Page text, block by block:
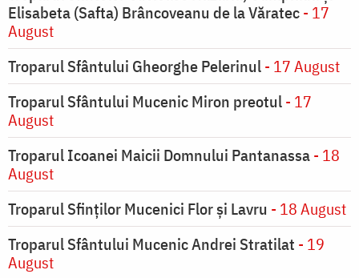
Elisabeta (Safta) Brâncoveanu de la Văratec- 17
August
Troparul Sfântului Gheorghe Pelerinul- 17 August
Troparul Sfântului Mucenic Miron preotul- 17
August
Troparul Icoanei Maicii Domnului Pantanassa- 18
August
Troparul Sfinţilor Mucenici Flor şi Lavru - 18 August
Troparul Sfântului Mucenic Andrei Stratilat - 19
August